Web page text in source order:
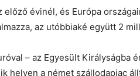
évinél, és Európa
az utóbbiaké együtt 2
– az Egyesült Királyságba
helyen a német szállodapiac